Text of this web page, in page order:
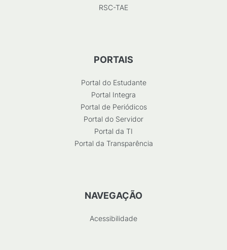
RSC-TAE
PORTAIS
Portal do Estudante
Portal Integra
Portal de Periódicos
Portal do Servidor
Portal da TI
Portal da Transparência
NAVEGAÇÃO
Acessibilidade